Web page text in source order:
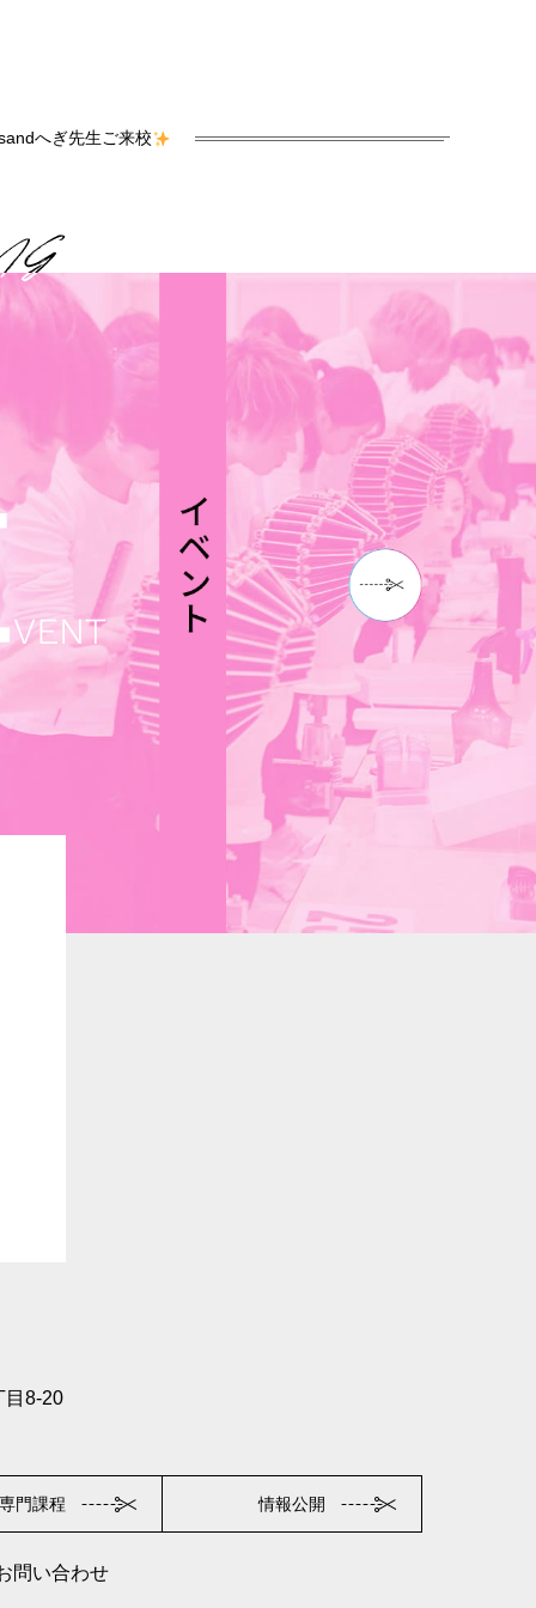
へぎ先生ご来校
目8-20
門課程 情報公開
問い合わせ